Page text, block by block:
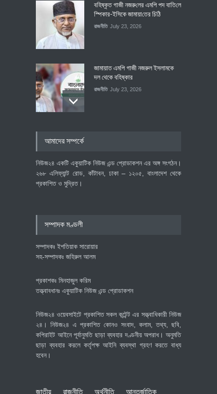
বহিষ্কৃত গাজী নজরু‌লের এম‌পি পদ বা‌তি‌লে
স্পিকার-ইসিকে জামায়া‌তের চি‌ঠি
রাজনীতি July 23, 2026
জামায়াত এমপি গাজী নজরুল ইসলামকে
দল থেকে বহিষ্কার
রাজনীতি July 23, 2026
আমাদের সম্পর্কে
নিউজ২৪ একটি একুয়াটিক নিউজ এন্ড প্রোডাকশন এর অঙ্গ সংগঠন।
২৬৮ এলিফ্যান্ট রোড, কাঁটাবন, ঢাকা – ১২০৫, বাংলাদেশ থেকে
প্রকাশিত ও মুদ্রিত।
সম্পাদক মণ্ডলী
সম্পাদকঃ ইশতিয়াক সারোয়ার
সহ-সম্পাদকঃ জহিরুল আলম
প্রকাশকঃ মিনহাজুল করিম
তত্ত্বাবধানঃ একুয়াটিক নিউজ এন্ড প্রোডাকশন
নিউজ২৪ ওয়েবসাইটে প্রকাশিত সকল কন্টেন্ট এর সত্ত্বাধিকারী নিউজ
২৪। নিউজ২৪ এ প্রকাশিত কোনও সংবাদ, কলাম, তথ্য, ছবি,
কপিরাইট আইনে পূর্বানুমতি ছাড়া ব্যবহার দণ্ডনীয় অপরাধ। অনুমতি
ছাড়া ব্যবহার করলে কর্তৃপক্ষ আইনি ব্যবস্থা গ্রহণ করতে বাধ্য
হবেন।
জাতীয় রাজনীতি অর্থনীতি আন্তর্জাতিক